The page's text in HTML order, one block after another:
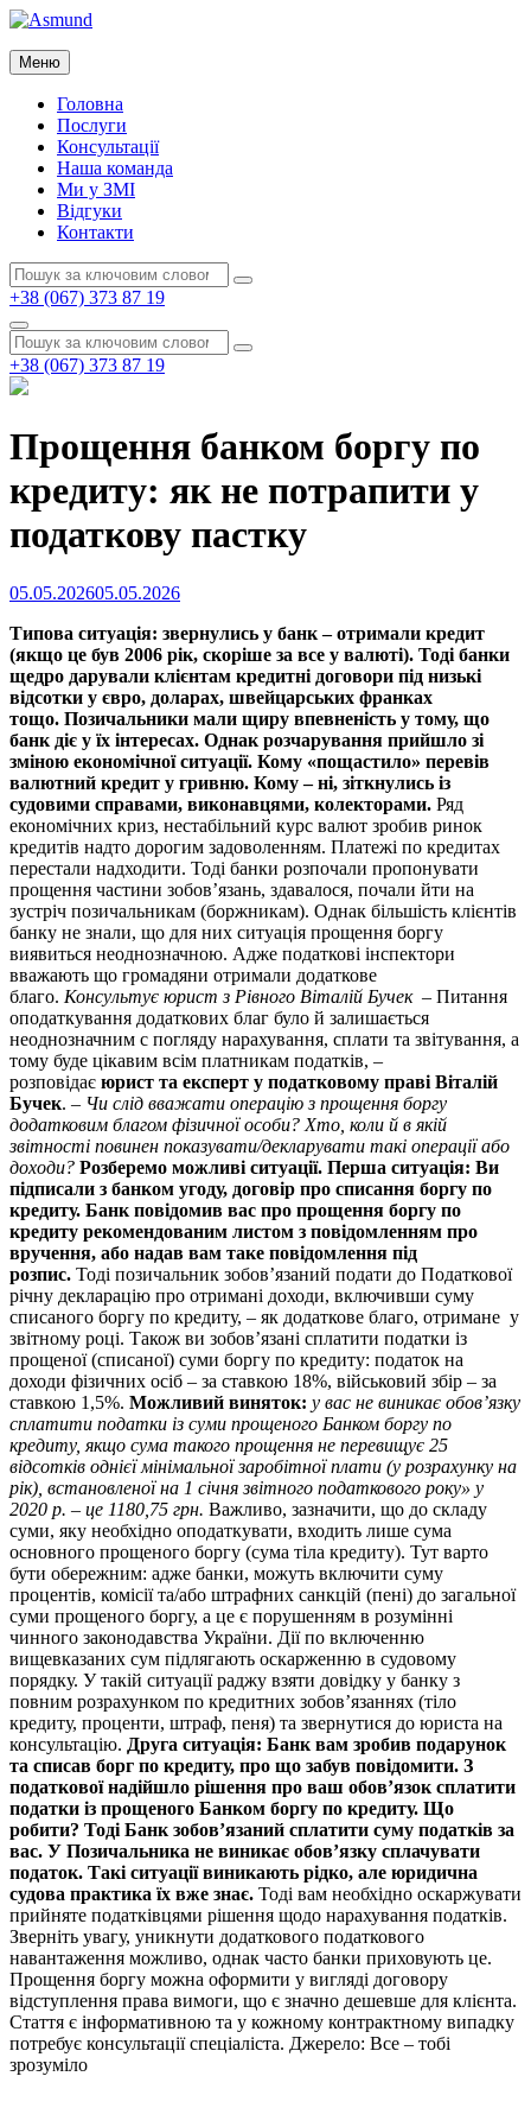
Перейти
вмісту
Asmund
Asmund
Меню
Головна
Послуги
Консультації
Наша команда
Ми у ЗМІ
Відгуки
Контакти
Пошук:
Пошук
+38 (067) 373 87 19
Пошук
Пошук:
Пошук
+38 (067) 373 87 19
Прощення банком боргу по
кредиту: як не потрапити у
податкову пастку
Опубліковано
05.05.202605.05.2026
Типова ситуація: звернулись у банк – отримали кредит
(якщо це був 2006 рік, скоріше за все у валюті). Тоді банки
щедро дарували клієнтам кредитні договори під низькі
відсотки у євро, доларах, швейцарських франках
тощо. Позичальники мали щиру впевненість у тому, що
банк діє у їх інтересах. Однак розчарування прийшло зі
зміною економічної ситуації. Кому «пощастило» перевів
валютний кредит у гривню. Кому – ні, зіткнулись із
судовими справами, виконавцями, колекторами. Ряд
економічних криз, нестабільний курс валют зробив ринок
кредитів надто дорогим задоволенням. Платежі по кредитах
перестали надходити. Тоді банки розпочали пропонувати
прощення частини зобов’язань, здавалося, почали йти на
зустріч позичальникам (боржникам). Однак більшість клієнтів
банку не знали, що для них ситуація прощення боргу
виявиться неоднозначною. Адже податкові інспектори
вважають що громадяни отримали додаткове
благо. Консультує юрист з Рівного Віталій Бучек– Питання
оподаткування додаткових благ було й залишається
неоднозначним с погляду нарахування, сплати та звітування, а
тому буде цікавим всім платникам податків, –
розповідає юрист та експерт у податковому праві Віталій
Бучек. – Чи слід вважати операцію з прощення боргу
додатковим благом фізичної особи? Хто, коли й в якій
звітності повинен показувати/декларувати такі операції або
доходи? Розберемо можливі ситуації. Перша ситуація: Ви
підписали з банком угоду, договір про списання боргу по
кредиту. Банк повідомив вас про прощення боргу по
кредиту рекомендованим листом з повідомленням про
вручення, або надав вам таке повідомлення під
розпис. Тоді позичальник зобов’язаний подати до Податкової
річну декларацію про отримані доходи, включивши суму
списаного боргу по кредиту, – як додаткове благо, отримане у
звітному році. Також ви зобов’язані сплатити податки із
прощеної (списаної) суми боргу по кредиту: податок на
доходи фізичних осіб – за ставкою 18%, військовий збір – за
ставкою 1,5%. Можливий виняток: у вас не виникає обов’язку
сплатити податки із суми прощеного Банком боргу по
кредиту, якщо сума такого прощення не перевищує 25
відсотків однієї мінімальної заробітної плати (у розрахунку на
рік), встановленої на 1 січня звітного податкового року» у
2020 р. – це 1180,75 грн. Важливо, зазначити, що до складу
суми, яку необхідно оподаткувати, входить лише сума
основного прощеного боргу (сума тіла кредиту). Тут варто
бути обережним: адже банки, можуть включити суму
процентів, комісії та/або штрафних санкцій (пені) до загальної
суми прощеного боргу, а це є порушенням в розумінні
чинного законодавства України. Дії по включенню
вищевказаних сум підлягають оскарженню в судовому
порядку. У такій ситуації раджу взяти довідку у банку з
повним розрахунком по кредитних зобов’язаннях (тіло
кредиту, проценти, штраф, пеня) та звернутися до юриста на
консультацію. Друга ситуація: Банк вам зробив подарунок
та списав борг по кредиту, про що забув повідомити. З
податкової надійшло рішення про ваш обов’язок сплатити
податки із прощеного Банком боргу по кредиту. Що
робити? Тоді Банк зобов’язаний сплатити суму податків за
вас. У Позичальника не виникає обов’язку сплачувати
податок. Такі ситуації виникають рідко, але юридична
судова практика їх вже знає. Тоді вам необхідно оскаржувати
прийняте податківцями рішення щодо нарахування податків.
Зверніть увагу, уникнути додаткового податкового
навантаження можливо, однак часто банки приховують це.
Прощення боргу можна оформити у вигляді договору
відступлення права вимоги, що є значно дешевше для клієнта.
Стаття є інформативною та у кожному контрактному випадку
потребує консультації спеціаліста. Джерело: Все – тобі
зрозуміло